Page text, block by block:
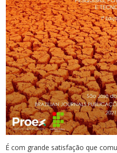
É com grande satisfação que